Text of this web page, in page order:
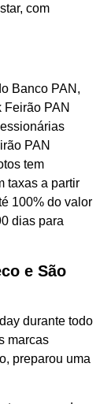
com
Banco PAN,
PAN
PAN
tem
taxas a partir
100% do valor
dias para
e São
durante todo
marcas
preparou uma